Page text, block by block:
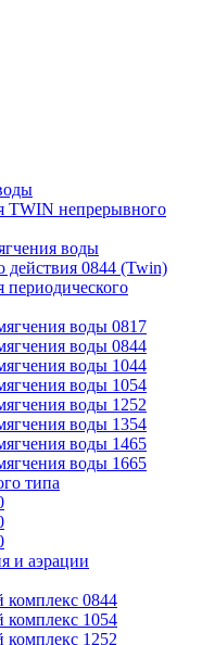
TWIN непрерывного
воды
действия 0844 (Twin)
воды 0817
воды 0844
воды 1044
воды 1054
воды 1252
воды 1354
воды 1465
воды 1665
типа
и аэрации
0844
1054
1252